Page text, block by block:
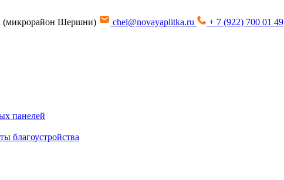
(микрорайон Шершни) chel@novayaplitka.ru
+ 7 (922) 700 01 49
панелей
благоустройства